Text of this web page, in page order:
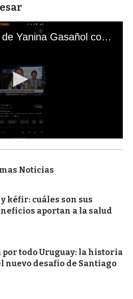
El mal momento de Yanina Gasañol con un hincha argentino en "Subrayado"
Noticias
kéfir: cuáles son sus
aportan a la salud
por todo Uruguay: la historia
nuevo desafío de Santiago